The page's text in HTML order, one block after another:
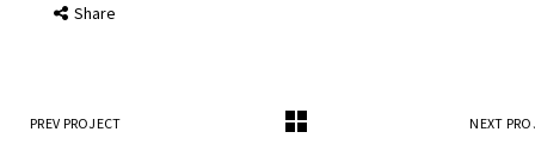
Share
PREV PROJECT NEXT